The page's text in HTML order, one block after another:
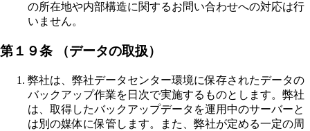
の所在地や内部構造に関するお問い合わせへの対応は行
いません。
第１９条 （データの取扱）
弊社は、弊社データセンター環境に保存されたデータの
バックアップ作業を日次で実施するものとします。弊社
は、取得したバックアップデータを運用中のサーバーと
は別の媒体に保管します。また、弊社が定める一定の周